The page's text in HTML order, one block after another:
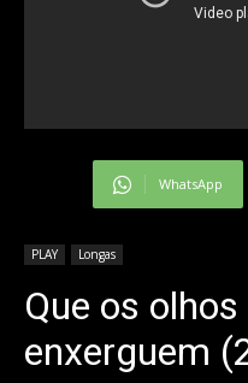
WhatsApp
PLAY Longas
Que os
enxerguem